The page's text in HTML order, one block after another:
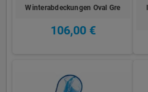
Winterabdeckungen Oval Gre
106,00 €